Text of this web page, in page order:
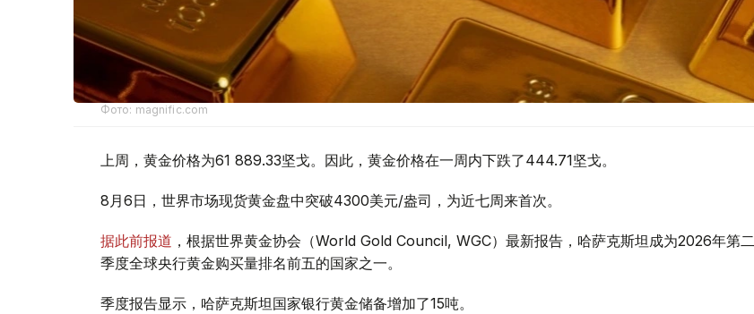
Фото: magnific.com
上周，黄金价格为61 889.33坚戈。因此，黄金价格在一周内下跌了444.71坚戈。
8月6日，世界市场现货黄金盘中突破4300美元/盎司，为近七周来首次。
据此前报道 ，根据世界黄金协会（World Gold Council, WGC）最新报告，哈萨克斯坦成为2026年第二
季度全球央行黄金购买量排名前五的国家之一。
季度报告显示，哈萨克斯坦国家银行黄金储备增加了15吨。